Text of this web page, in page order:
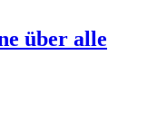
über alle